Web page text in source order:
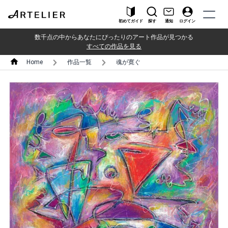
初めてガイド 探す 通知 ログイン
数千点の中からあなたにぴったりのアート作品が見つかる
すべての作品を見る
Home 作品一覧 魂が寛ぐ